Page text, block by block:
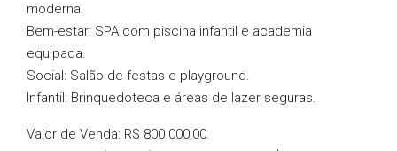
moderna:
Bem-estar: SPA com piscina infantil e academia
equipada.
Social: Salão de festas e playground.
Infantil: Brinquedoteca e áreas de lazer seguras.
Valor de Venda: R$ 800.000,00.